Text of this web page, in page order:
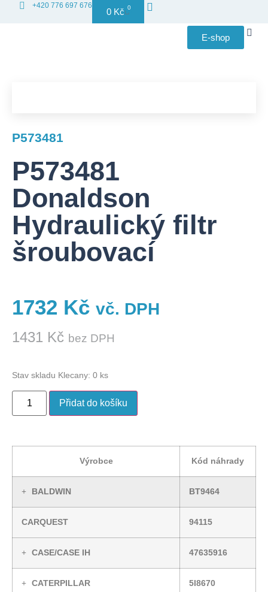
+420 776 697 676
0 Kč 0
E-shop
P573481
P573481
Donaldson
Hydraulický filtr
šroubovací
1732 Kč vč. DPH
1431 Kč bez DPH
Stav skladu Klecany: 0 ks
Přidat do košíku
Výrobce Kód náhrady
BALDWIN BT9464
CARQUEST 94115
CASE/CASE IH 47635916
CATERPILLAR 5I8670